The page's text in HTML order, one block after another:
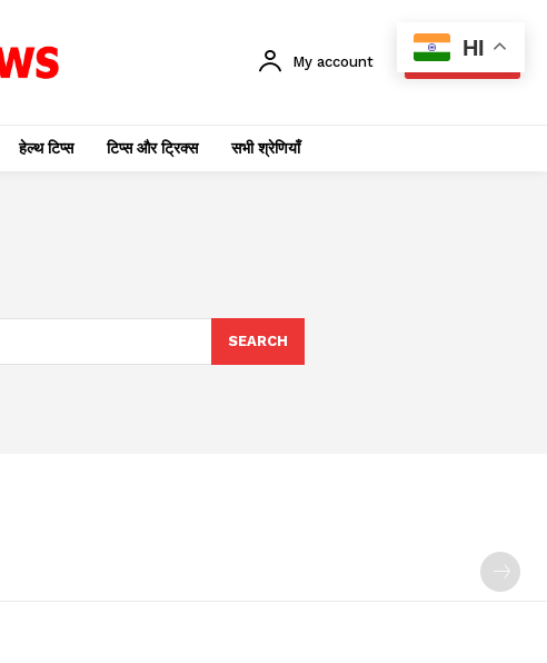
My account SUBSCRIBE
हेल्थ टिप्स टिप्स और ट्रिक्स सभी श्रेणियाँ
SEARCH
HI